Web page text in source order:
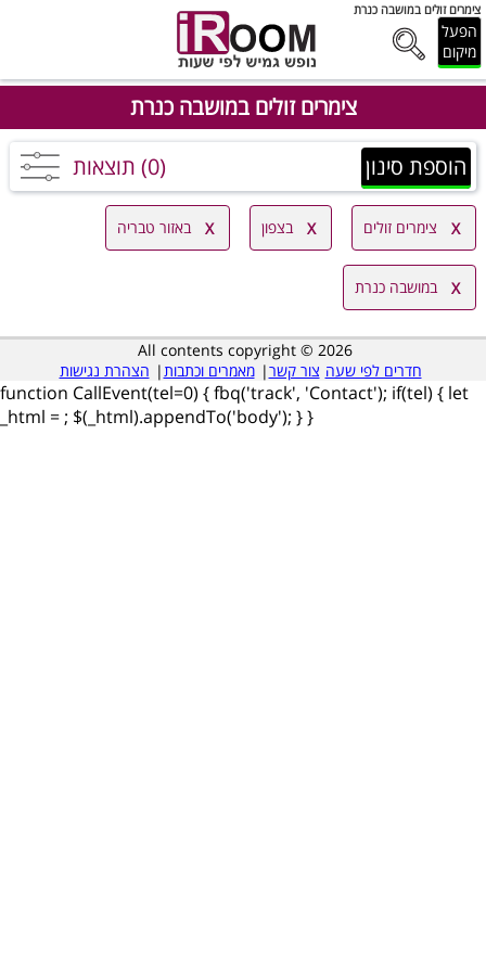
צימרים זולים במושבה כנרת
הפעל
מיקום
צימרים זולים במושבה כנרת
הוספת סינון (0) תוצאות
צימרים זולים בצפון באזור טבריה
במושבה כנרת
All contents copyright © 2026
חדרים לפי שעה צור קשר| מאמרים וכתבות| הצהרת נגישות
function CallEvent(tel=0) { fbq('track', 'Contact'); if(tel) { let
_html = ; $(_html).appendTo('body'); } }